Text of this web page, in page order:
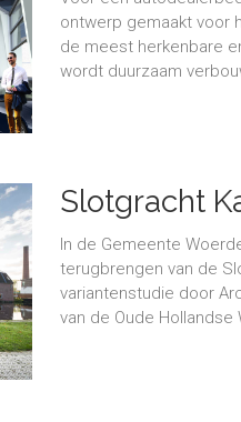
ontwerp gemaakt voor
de meest herkenbare
wordt duurzaam
Slotgracht
In de Gemeente
terugbrengen van de
variantenstudie door
van de Oude Hollandse